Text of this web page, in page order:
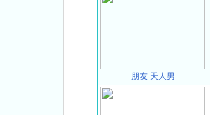
朋友 天人男